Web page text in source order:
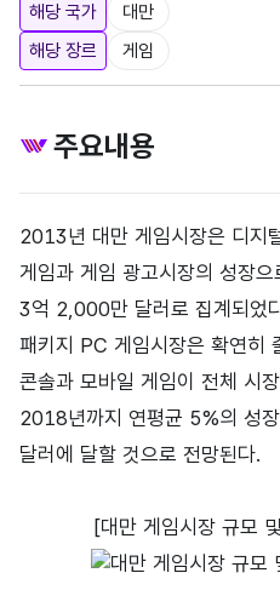
해당 국가
대만
해당 장르
게임
주요내용
2013년 대만 게임시장은 디지
게임과 게임 광고시장의 성장
3억 2,000만 달러로 집계되었
패키지 PC 게임시장은 확연히
콘솔과 모바일 게임이 전체 시
2018년까지 연평균 5%의 성
달러에 달할 것으로 전망된다.
[대만 게임시장 규모